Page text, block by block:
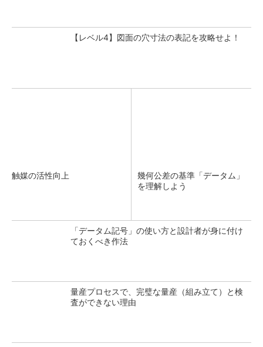
【レベル4】図面の穴寸法の表記を攻略せよ！
触媒の活性向上
幾何公差の基準「データム」
を理解しよう
「データム記号」の使い方と設計者が身に付け
ておくべき作法
量産プロセスで、完璧な量産（組み立て）と検
査ができない理由